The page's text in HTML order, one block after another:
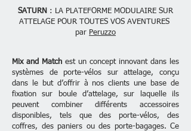
SATURN : LA PLATEFORME MODULAIRE SUR
ATTELAGE POUR TOUTES VOS AVENTURES
par Peruzzo
​Mix and Match est un concept innovant dans les
systèmes de porte-vélos sur attelage, conçu
dans le but d’offrir à nos clients une base de
fixation sur boule d’attelage, sur laquelle ils
peuvent combiner différents accessoires
disponibles, tels que des porte-vélos, des
coffres, des paniers ou des porte-bagages. Ce